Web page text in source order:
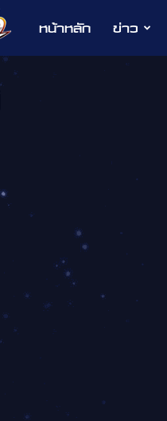
Elsword
หน้าหลัก ข่าว